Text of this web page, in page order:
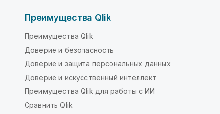
Преимущества Qlik
Преимущества Qlik
Доверие и безопасность
Доверие и защита персональных данных
Доверие и искусственный интеллект
Преимущества Qlik для работы с ИИ
Сравнить Qlik